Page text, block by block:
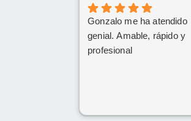
Gonzalo me ha atendido
genial. Amable, rápido y
profesional